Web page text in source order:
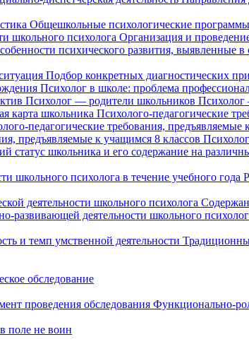
Общешкольные психологические программы
школьного психолога Организация и
психического развития, выявленные в
Подбор конкретных диагностических
Психолог в школе: проблема
Психолог — родители школьников Психолог
карта школьника Психолого-педагогические
педагогические требования, предъявляемые
предъявляемые к учащимся 8 классов
статус школьника и его содержание на
школьного психолога в течение учебного года
деятельности школьного психолога
развивающей деятельности школьного
и темп умственной деятельности
обследование
проведения обследования Функционально-
поле не воин